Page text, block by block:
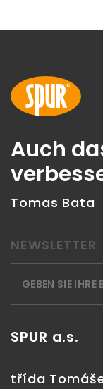
Auch
Tomas Bata
NEWSLETTER
SPUR a.s.
třída